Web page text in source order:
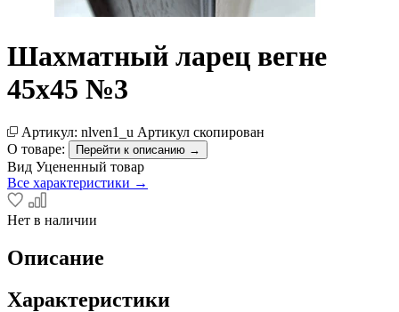
Шахматный ларец вегне
45х45 №3
Артикул: nlven1_u Артикул скопирован
О товаре:
Перейти к описанию →
Вид Уцененный товар
Все характеристики →
Нет в наличии
Описание
Характеристики